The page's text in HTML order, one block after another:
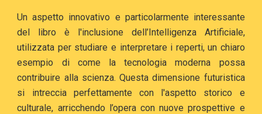
Un aspetto innovativo e particolarmente interessante
del libro è l'inclusione dell’Intelligenza Artificiale,
utilizzata per studiare e interpretare i reperti, un chiaro
esempio di come la tecnologia moderna possa
contribuire alla scienza. Questa dimensione futuristica
si intreccia perfettamente con l'aspetto storico e
culturale, arricchendo l’opera con nuove prospettive e